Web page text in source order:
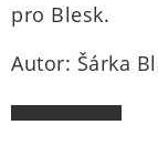
pro Blesk.
Autor: Šárka